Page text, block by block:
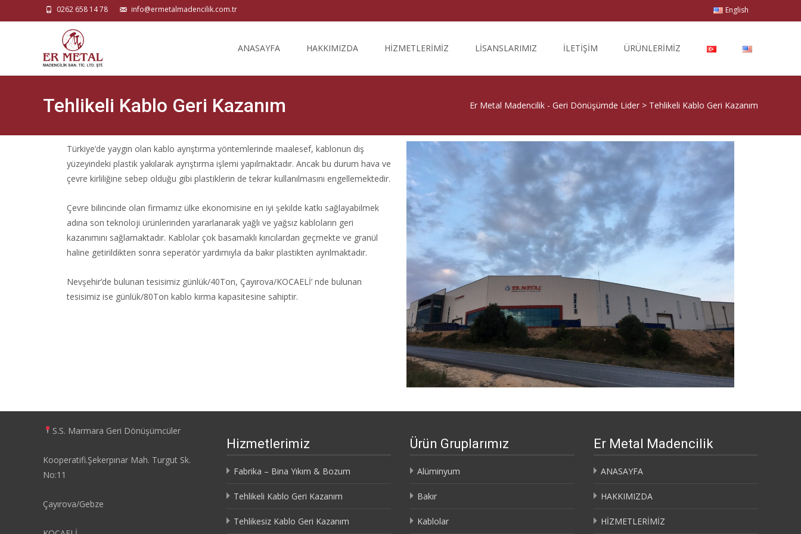
0262 658 14 78 info@ermetalmadencilik.com.tr English
ANASAYFA HAKKIMIZDA HİZMETLERİMİZ LİSANSLARIMIZ İLETİŞİM ÜRÜNLERİMİZ
Tehlikeli Kablo Geri Kazanım Er Metal Madencilik - Geri Dönüşümde Lider > Tehlikeli Kablo Geri Kazanım
Türkiye’de yaygın olan kablo ayrıştırma yöntemlerinde maalesef, kablonun dış
yüzeyindeki plastik yakılarak ayrıştırma işlemi yapılmaktadır. Ancak bu durum hava ve
çevre kirliliğine sebep olduğu gibi plastiklerin de tekrar kullanılmasını engellemektedir.
Çevre bilincinde olan firmamız ülke ekonomisine en iyi şekilde katkı sağlayabilmek
adına son teknoloji ürünlerinden yararlanarak yağlı ve yağsız kabloların geri
kazanımını sağlamaktadır. Kablolar çok basamaklı kırıcılardan geçmekte ve granül
haline getirildikten sonra seperatör yardımıyla da bakır plastikten ayrılmaktadır.
Nevşehir’de bulunan tesisimiz günlük/40Ton, Çayırova/KOCAELİ’ nde bulunan
tesisimiz ise günlük/80Ton kablo kırma kapasitesine sahiptir.
S.S. Marmara Geri Dönüşümcüler
Kooperatifi.Şekerpınar Mah. Turgut Sk.
No:11
Çayırova/Gebze
Hizmetlerimiz
Fabrika – Bina Yıkım & Bozum
Tehlikeli Kablo Geri Kazanım
Tehlikesiz Kablo Geri Kazanım
Ürün Gruplarımız
Alüminyum
Bakır
Kablolar
Er Metal Madencilik
ANASAYFA
HAKKIMIZDA
HİZMETLERİMİZ